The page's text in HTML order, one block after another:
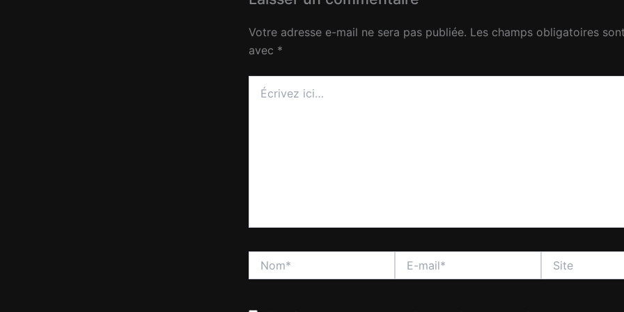
Votre adresse e-mail ne sera pas publiée. Les champs obligatoires
avec *
ici…
mail*